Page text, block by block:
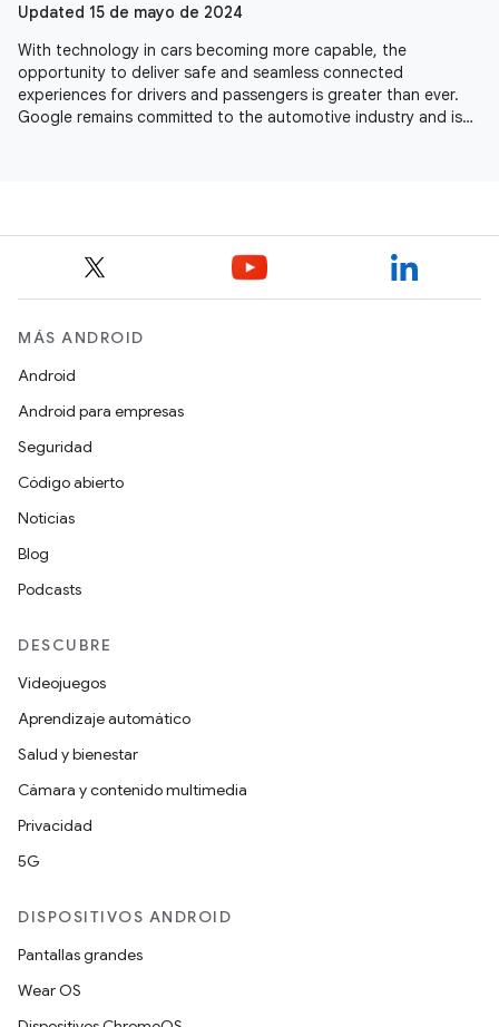
Updated 15 de mayo de 2024
With technology in cars becoming more capable, the
opportunity to deliver safe and seamless connected
experiences for drivers and passengers is greater than ever.
Google remains committed to the automotive industry and is
MÁS ANDROID
Android
Android para empresas
Seguridad
Código abierto
Noticias
Blog
Podcasts
DESCUBRE
Videojuegos
Aprendizaje automático
Salud y bienestar
Cámara y contenido multimedia
Privacidad
5G
DISPOSITIVOS ANDROID
Pantallas grandes
Wear OS